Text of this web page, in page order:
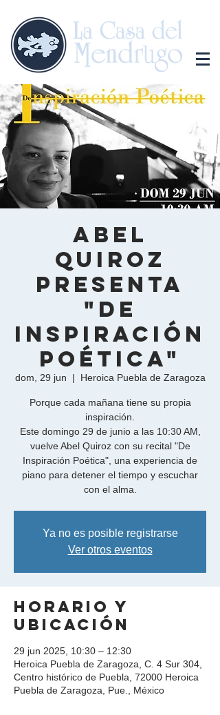
Abel
Quiroz
presenta
"De
Inspiración
Poética"
dom, 29 jun
  |
Heroica Puebla de Zaragoza
Porque cada mañana tiene su propia
inspiración.
Este domingo 29 de junio a las 10:30 AM,
vuelve Abel Quiroz con su recital "De
Inspiración Poética", una experiencia de
piano para detener el tiempo y escuchar
Ya no es posible registrarse
Ver otros eventos
Horario y
ubicación
29 jun 2025, 10:30 – 12:30
Heroica Puebla de Zaragoza, C. 4 Sur 304,
Centro histórico de Puebla, 72000 Heroica
Puebla de Zaragoza, Pue., México